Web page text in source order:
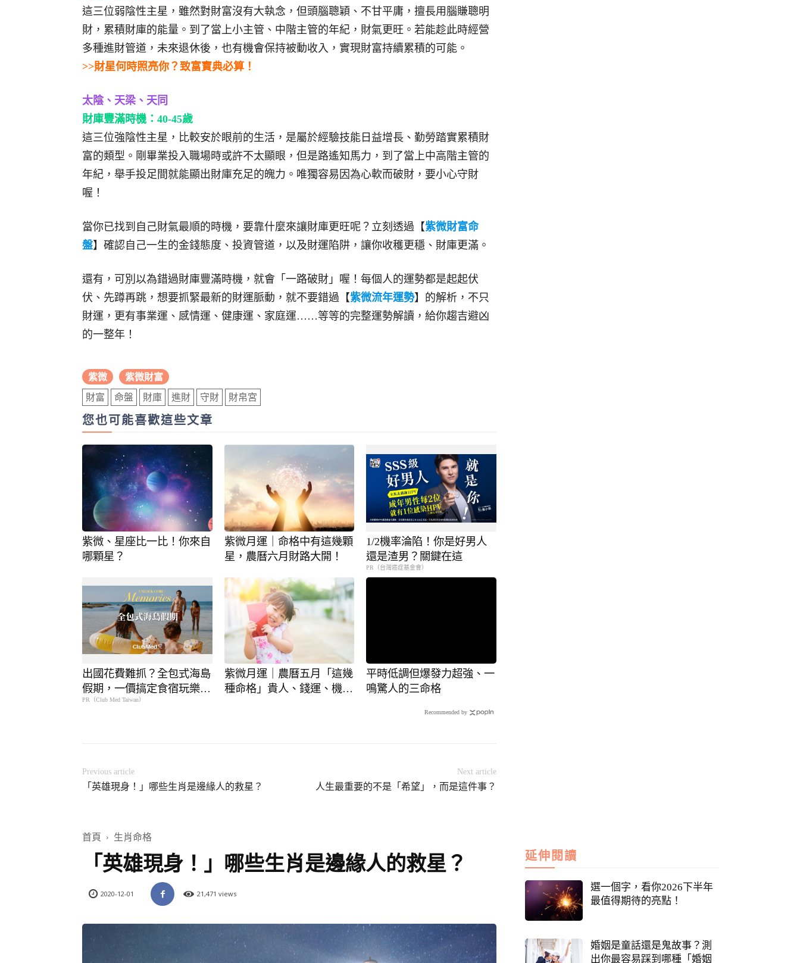
這三位弱陰性主星，雖然對財富沒有大執念，但頭腦聰穎、不甘平庸，擅長用腦賺聰明
財，累積財庫的能量。到了當上小主管、中階主管的年紀，財氣更旺。若能趁此時經營
多種進財管道，未來退休後，也有機會保持被動收入，實現財富持續累積的可能。
>>財星何時照亮你？致富寶典必算！
太陰、天梁、天同
財庫豐滿時機：40-45歲
這三位強陰性主星，比較安於眼前的生活，是屬於經驗技能日益增長、勤勞踏實累積財
富的類型。剛畢業投入職場時或許不太顯眼，但是路遙知馬力，到了當上中高階主管的
年紀，舉手投足間就能顯出財庫充足的魄力。唯獨容易因為心軟而破財，要小心守財
喔！
當你已找到自己財氣最順的時機，要靠什麼來讓財庫更旺呢？立刻透過【紫微財富命
盤】確認自己一生的金錢態度、投資管道，以及財運陷阱，讓你收穫更穩、財庫更滿。
還有，可別以為錯過財庫豐滿時機，就會「一路破財」喔！每個人的運勢都是起起伏
伏、先蹲再跳，想要抓緊最新的財運脈動，就不要錯過【紫微流年運勢】的解析，不只
財運，更有事業運、感情運、健康運、家庭運……等等的完整運勢解讀，給你趨吉避凶
的一整年！
紫微 紫微財富
財富 命盤 財庫 進財 守財 財帛宮
您也可能喜歡這些文章
紫微、星座比一比！你來自
哪顆星？
紫微月運｜命格中有這幾顆
星，農曆六月財路大開！
1/2機率淪陷！你是好男人
還是渣男？關鍵在這
PR（台灣癌症基金會）
出國花費難抓？全包式海島
假期，一價搞定食宿玩樂，
省錢更省心！
PR（Club Med Taiwan）
紫微月運｜農曆五月「這幾
種命格」貴人、錢運、機會
平時低調但爆發力超強、一
鳴驚人的三命格
Recommended by
Previous article
「英雄現身！」哪些生肖是邊緣人的救星？
Next article
人生最重要的不是「希望」，而是這件事？